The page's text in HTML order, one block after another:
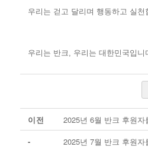
우리는 걷고 달리며 행동하고 실
우리는 반크, 우리는 대한민국입니
이전
2025년 6월 반크 후원자
-
2025년 7월 반크 후원자